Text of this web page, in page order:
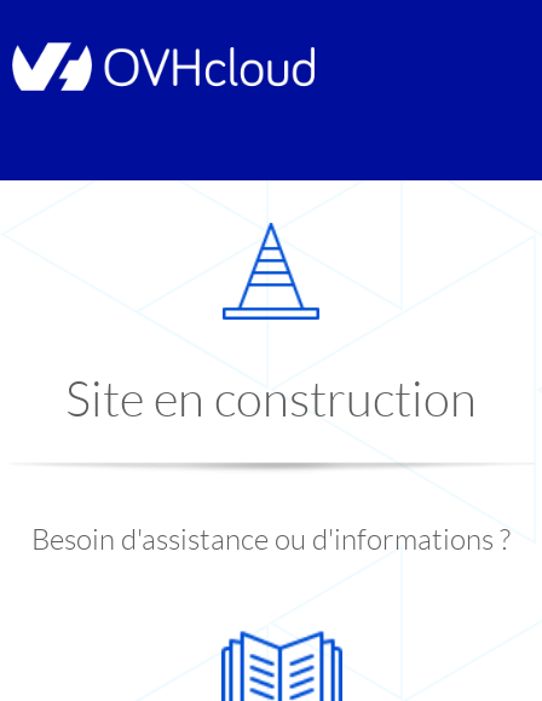
Site en construction
Besoin d'assistance ou d'informations ?